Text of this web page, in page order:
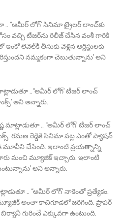
.. ‘‘అమీర్ లోగ్’ సినిమా ట్రైలర్ లాంచ్‌కు
వచ్చి టీజర్‌ను రిలీజ్ చేసిన వంశీ గారికి
లెవెల్‌కి తీసుకు వెళ్లిన ఆర్టిస్టులకు
నమ్మకంగా చెబుతున్నాను’ అని
..‘‘అమీర్ లోగ్’ టీజర్‌ లాంచ్
అని అన్నారు.
మాట్లాడుతూ .. ‘‘అమీర్ లోగ్’ టీజర్ లాంచ్
రమణ రెడ్డికి సినిమా పట్ల ఎంతో ప్యాషన్
మూవీని చేసింది. ఇలాంటి ప్రయత్నాన్ని
మంచి మ్యూజిక్ ఇచ్చారు. ఇలాంటి
అని అన్నారు.
.. ‘‘అమీర్ లోగ్’ నాకెంతో ప్రత్యేకం.
అంతా కాచిగూడలో జరిగింది. ప్రాపర్
గురించే ఎక్కువగా ఉంటుంది.